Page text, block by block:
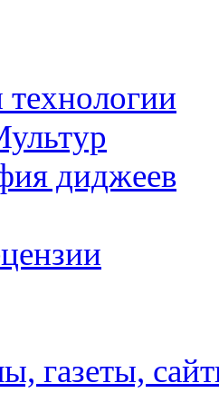
технологии
диджеев
газеты,